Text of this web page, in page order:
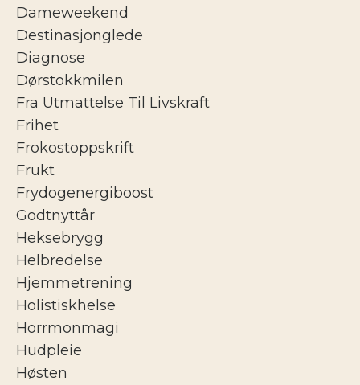
Dameweekend
Destinasjonglede
Diagnose
Dørstokkmilen
Fra Utmattelse Til Livskraft
Frihet
Frokostoppskrift
Frukt
Frydogenergiboost
Godtnyttår
Heksebrygg
Helbredelse
Hjemmetrening
Holistiskhelse
Horrmonmagi
Hudpleie
Høsten